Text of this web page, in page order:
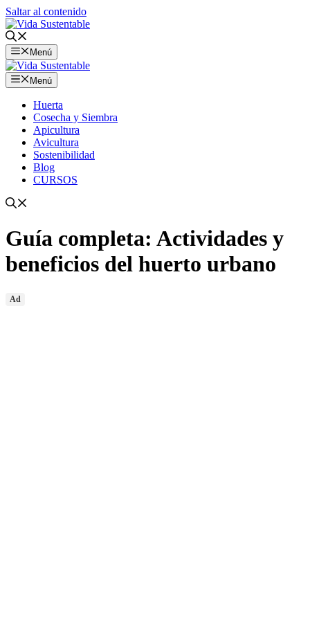
Saltar al contenido
Menú
Menú
Huerta
Cosecha y Siembra
Apicultura
Avicultura
Sostenibilidad
Blog
CURSOS
Guía completa: Actividades y
beneficios del huerto urbano
Ad